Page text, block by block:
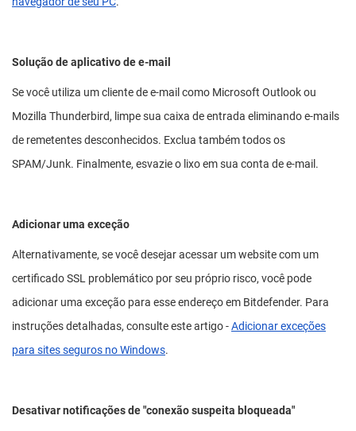
Solução de aplicativo de e-mail
Se você utiliza um cliente de e-mail como Microsoft Outlook ou
Mozilla Thunderbird, limpe sua caixa de entrada eliminando e-mails
de remetentes desconhecidos. Exclua também todos os
SPAM/Junk. Finalmente, esvazie o lixo em sua conta de e-mail.
Adicionar uma exceção
Alternativamente, se você desejar acessar um website com um
certificado SSL problemático por seu próprio risco, você pode
adicionar uma exceção para esse endereço em Bitdefender. Para
instruções detalhadas, consulte este artigo -Adicionar exceções
para sites seguros no Windows.
Desativar notificações de "conexão suspeita bloqueada"